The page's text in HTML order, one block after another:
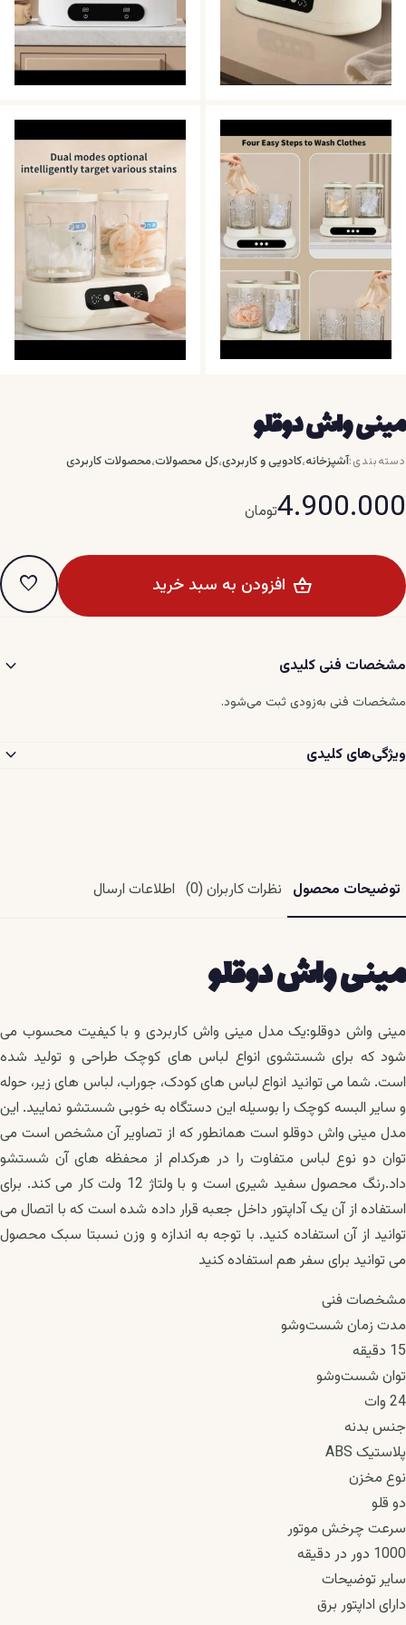
مینی واش دوقلو
دسته‌بندی:آشپزخانه،کادویی و کاربردی،کل محصولات،محصولات کاربردی
4.900.000تومان
افزودن به سبد خرید favorite
مشخصات فنی کلیدی expand_more
مشخصات فنی به‌زودی ثبت می‌شود.
ویژگی‌های کلیدی expand_more
توضیحات محصول نظرات کاربران (0) اطلاعات ارسال
مینی واش دوقلو
مینی واش دوقلو:یک مدل مینی واش کاربردی و با کیفیت محسوب می
شود که برای شستشوی انواع لباس های کوچک طراحی و تولید شده
است. شما می توانید انواع لباس های کودک، جوراب، لباس های زیر، حوله
و سایر البسه کوچک را بوسیله این دستگاه به خوبی شستشو نمایید. این
مدل مینی واش دوقلو است همانطور که از تصاویر آن مشخص است می
توان دو نوع لباس متفاوت را در هرکدام از محفظه های آن شستشو
داد.رنگ محصول سفید شیری است و با ولتاژ 12 ولت کار می کند. برای
استفاده از آن یک آداپتور داخل جعبه قرار داده شده است که با اتصال می
توانید از آن استفاده کنید. با توجه به اندازه و وزن نسبتا سبک محصول
می توانید برای سفر هم استفاده کنید
مشخصات فنی
مدت زمان شست‌وشو
15 دقیقه
توان شست‌وشو
24 وات
جنس بدنه
پلاستیک ABS
نوع مخزن
دو قلو
سرعت چرخش موتور
1000 دور در دقیقه
سایر توضیحات
دارای اداپتور برق